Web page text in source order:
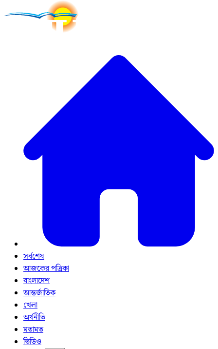
সর্বশেষ
আজকের পত্রিকা
বাংলাদেশ
আন্তর্জাতিক
খেলা
অর্থনীতি
মতামত
ভিডিও